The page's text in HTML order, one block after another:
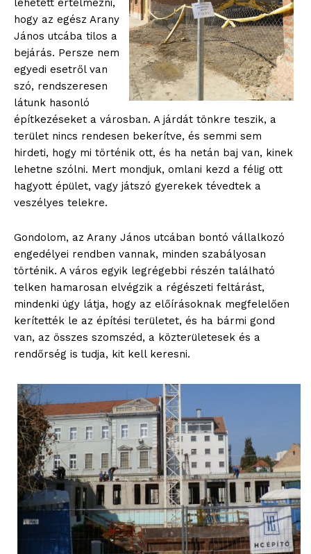
lehetett értelmezni,
hogy az egész Arany
János utcába tilos a
bejárás. Persze nem
egyedi esetről van
szó, rendszeresen
látunk hasonló
építkezéseket a városban. A járdát tönkre teszik, a
terület nincs rendesen bekerítve, és semmi sem
hirdeti, hogy mi történik ott, és ha netán baj van, kinek
lehetne szólni. Mert mondjuk, omlani kezd a félig ott
hagyott épület, vagy játszó gyerekek tévedtek a
veszélyes telekre.
Gondolom, az Arany János utcában bontó vállalkozó
engedélyei rendben vannak, minden szabályosan
történik. A város egyik legrégebbi részén található
telken hamarosan elvégzik a régészeti feltárást,
mindenki úgy látja, hogy az előírásoknak megfelelően
kerítették le az építési területet, és ha bármi gond
van, az összes szomszéd, a közterületesek és a
rendőrség is tudja, kit kell keresni.